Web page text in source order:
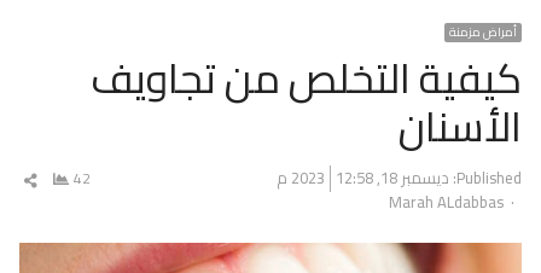
أمراض مزمنة
كيفية التخلص من تجاويف
الأسنان
Published: ديسمبر 18, 2023 12:58 م
Author
Marah ALdabbas
42